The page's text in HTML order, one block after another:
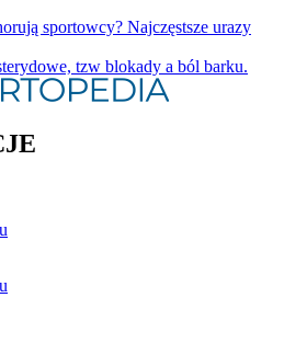
sportowcy? Najczęstsze urazy
tzw blokady a ból barku.